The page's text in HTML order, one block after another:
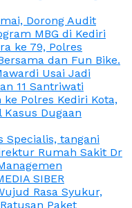
Dorong Audit
MBG di Kediri
ke 79, Polres
dan Fun Bike.
Usai Jadi
11 Santriwati
Polres Kediri Kota,
Kasus Dugaan
tangani
Rumah Sakit Dr
SIBER
Rasa Syukur,
Paket